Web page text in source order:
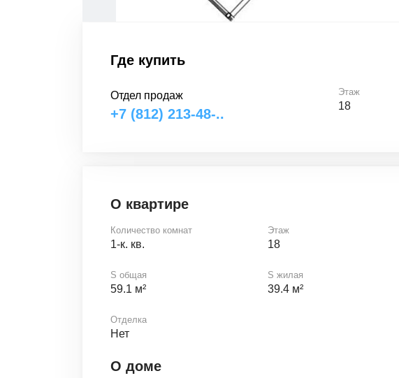
Где купить
Отдел продаж
+7 (812) 213-48-..
Этаж
18
О квартире
Количество комнат
1-к. кв.
Этаж
18
S общая
59.1 м²
S жилая
39.4 м²
Отделка
Нет
О доме